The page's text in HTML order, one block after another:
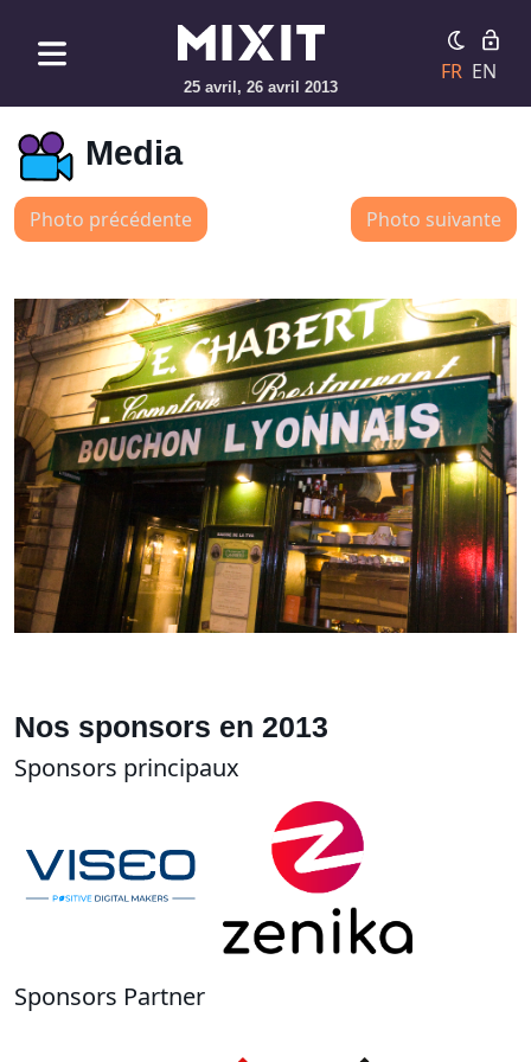
25 avril, 26 avril 2013
FR EN
Media
Photo précédente Photo suivante
Nos sponsors en 2013
Sponsors principaux
Sponsors Partner